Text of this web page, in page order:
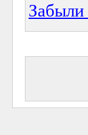
Забыли